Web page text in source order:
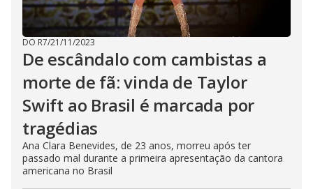
DO R7/21/11/2023
De escândalo com cambistas a
morte de fã: vinda de Taylor
Swift ao Brasil é marcada por
tragédias
Ana Clara Benevides, de 23 anos, morreu após ter
passado mal durante a primeira apresentação da cantora
americana no Brasil